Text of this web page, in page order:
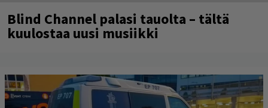
Blind Channel palasi tauolta – tältä
kuulostaa uusi musiikki